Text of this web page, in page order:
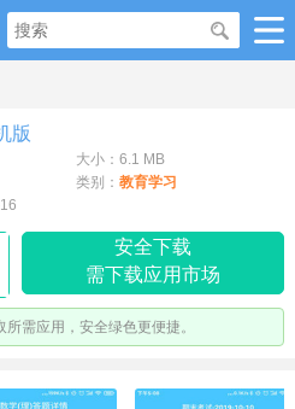
版
大小：6.1 MB
类别： 教育学习
安全下载
需下载应用市场
需应用，安全绿色更便捷。